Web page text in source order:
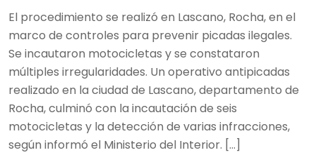
El procedimiento se realizó en Lascano, Rocha, en el
marco de controles para prevenir picadas ilegales.
Se incautaron motocicletas y se constataron
múltiples irregularidades. Un operativo antipicadas
realizado en la ciudad de Lascano, departamento de
Rocha, culminó con la incautación de seis
motocicletas y la detección de varias infracciones,
según informó el Ministerio del Interior. […]